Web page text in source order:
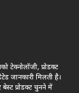
टेक्नोलॉजी, प्रोडक्ट
जानकारी मिलती है।
प्रोडक्ट चुनने में